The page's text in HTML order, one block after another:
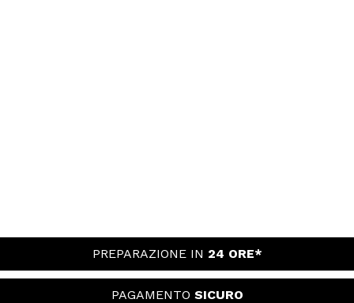
PREPARAZIONE IN 24 ORE*
PAGAMENTO SICURO